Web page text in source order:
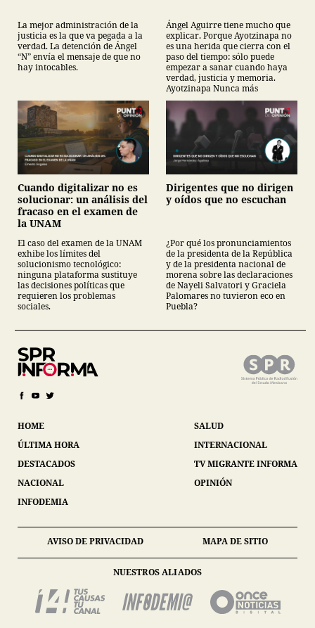
La mejor administración de la
justicia es la que va pegada a la
verdad. La detención de Ángel
“N” envía el mensaje de que no
hay intocables.
Ángel Aguirre tiene mucho que
explicar. Porque Ayotzinapa no
es una herida que cierra con el
paso del tiempo: sólo puede
empezar a sanar cuando haya
verdad, justicia y memoria.
Ayotzinapa Nunca más
Cuando digitalizar no es
solucionar: un análisis del
fracaso en el examen de
la UNAM
El caso del examen de la UNAM
exhibe los límites del
solucionismo tecnológico:
ninguna plataforma sustituye
las decisiones políticas que
requieren los problemas
sociales.
Dirigentes que no dirigen
y oídos que no escuchan
¿Por qué los pronunciamientos
de la presidenta de la República
y de la presidenta nacional de
morena sobre las declaraciones
de Nayeli Salvatori y Graciela
Palomares no tuvieron eco en
Puebla?
HOME
ÚLTIMA HORA
DESTACADOS
NACIONAL
INFODEMIA
SALUD
INTERNACIONAL
TV MIGRANTE INFORMA
OPINIÓN
AVISO DE PRIVACIDAD MAPA DE SITIO
NUESTROS ALIADOS